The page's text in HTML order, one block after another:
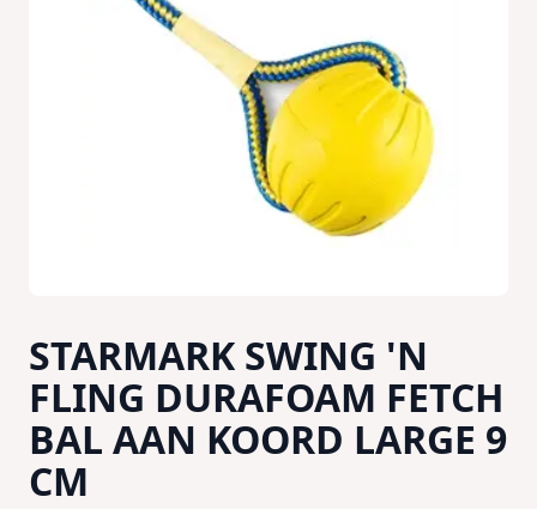
STARMARK SWING 'N
FLING DURAFOAM FETCH
BAL AAN KOORD LARGE 9
CM